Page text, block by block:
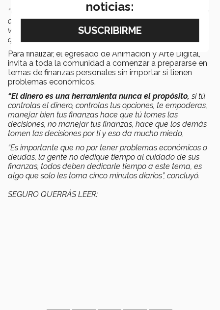
“Una persona que no controla su dinero, se vuelve víctima
de las circunstancias, es como decir que su trabajo y el
valor de su trabajo es un problema constante que hay
que resolver”, aseguró.
Para finalizar, el egresado de Animación y Arte Digital,
invita a toda la comunidad a comenzar a prepararse en
temas de finanzas personales sin importar si tienen
problemas económicos.
“El dinero es una herramienta nunca el propósito, si tú
controlas el dinero, controlas tus opciones, te empoderas,
manejar bien tus finanzas hace que tú tomes las
decisiones, no manejar tus finanzas, hace que los demás
tomen las decisiones por ti y eso da mucho miedo,
“Es importante que no por tener problemas económicos o
deudas, la gente no dedique tiempo al cuidado de sus
finanzas, todos deben dedicarle tiempo a este tema, es
algo que solo les toma cinco minutos diarios”, concluyó.
SEGURO QUERRÁS LEER:
noticias: